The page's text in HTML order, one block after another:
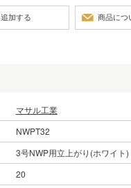
マサル工業
NWPT32
3号NWP用立上がり(ホワイト)
20